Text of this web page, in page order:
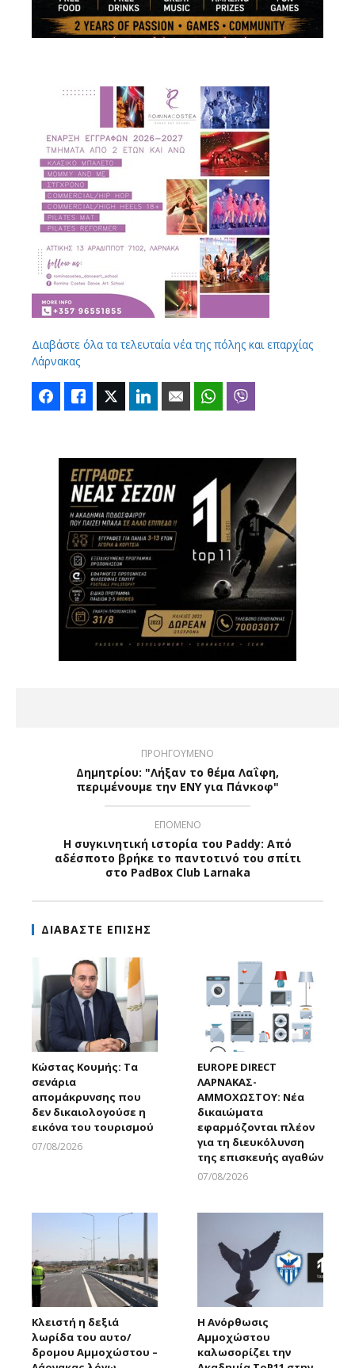
Διαβάστε όλα τα τελευταία νέα της πόλης και επαρχίας
Λάρνακας
FacebookLike Twitter LinkedIn Email WhatsApp
ΠΡΟΗΓΟΥΜΕΝΟ
Δημητρίου: "Λήξαν το θέμα Λαΐφη,
περιμένουμε την ΕΝΥ για Πάνκοφ"
ΕΠΟΜΕΝΟ
Η συγκινητική ιστορία του Paddy: Από
αδέσποτο βρήκε το παντοτινό του σπίτι
στο PadBox Club Larnaka
ΔΙΑΒΑΣΤΕ ΕΠΙΣΗΣ
Κώστας Κουμής: Τα
σενάρια
απομάκρυνσης που
δεν δικαιολογούσε η
εικόνα του τουρισμού
07/08/2026
EUROPE DIRECT
ΛΑΡΝΑΚΑΣ-
ΑΜΜΟΧΩΣΤΟΥ: Νέα
δικαιώματα
εφαρμόζονται πλέον
για τη διευκόλυνση
της επισκευής αγαθών
07/08/2026
Κλειστή η δεξιά
λωρίδα του αυτο/
δρομου Αμμοχώστου –
Η Ανόρθωσις
Αμμοχώστου
καλωσορίζει την